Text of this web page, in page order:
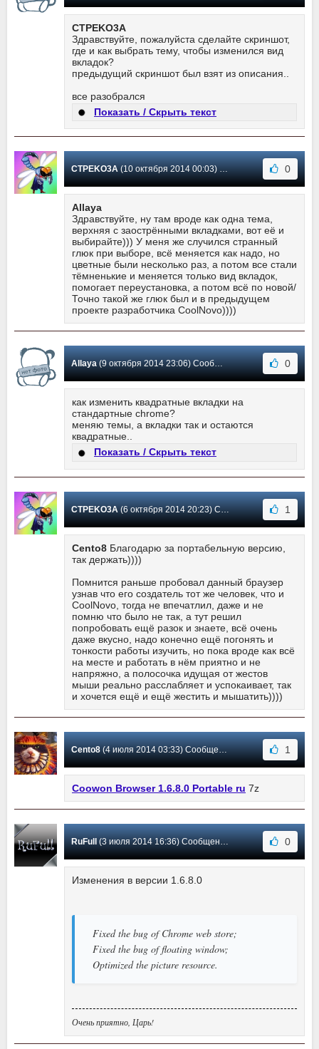
CTPEKO3A
Здравствуйте, пожалуйста сделайте скриншот,
где и как выбрать тему, чтобы изменился вид
вкладок?
предыдущий скриншот был взят из описания..
все разобрался
Показать / Скрыть текст
CTPEKO3A(10 октября 2014 00:03) Сообщение #38 0
Allaya
Здравствуйте, ну там вроде как одна тема,
верхняя с заострёнными вкладками, вот её и
выбирайте))) У меня же случился странный
глюк при выборе, всё меняется как надо, но
цветные были несколько раз, а потом все стали
тёмненькие и меняется только вид вкладок,
помогает переустановка, а потом всё по новой/
Точно такой же глюк был и в предыдущем
проекте разработчика CoolNovo))))
Allaya(9 октября 2014 23:06) Сообщение #37 0
как изменить квадратные вкладки на
стандартные chrome?
меняю темы, а вкладки так и остаются
квадратные..
Показать / Скрыть текст
CTPEKO3A(6 октября 2014 20:23) Сообщение #36 1
Cento8 Благодарю за портабельную версию,
так держать))))
Помнится раньше пробовал данный браузер
узнав что его создатель тот же человек, что и
CoolNovo, тогда не впечатлил, даже и не
помню что было не так, а тут решил
попробовать ещё разок и знаете, всё очень
даже вкусно, надо конечно ещё погонять и
тонкости работы изучить, но пока вроде как всё
на месте и работать в нём приятно и не
напряжно, а полосочка идущая от жестов
мыши реально расслабляет и успокаивает, так
и хочется ещё и ещё жестить и мышатить))))
Cento8(4 июля 2014 03:33) Сообщение #35 1
Coowon Browser 1.6.8.0 Portable ru 7z
RuFull(3 июля 2014 16:36) Сообщение #34 0
Изменения в версии 1.6.8.0
Fixed the bug of Chrome web store;
Fixed the bug of floating window;
Optimized the picture resource.
Очень приятно, Царь!